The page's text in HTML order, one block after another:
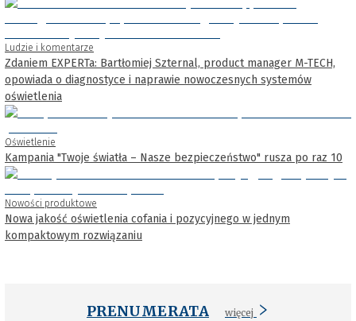
Ludzie i komentarze
Zdaniem EXPERTa: Bartłomiej Szternal, product manager M-TECH,
opowiada o diagnostyce i naprawie nowoczesnych systemów
oświetlenia
Oświetlenie
Kampania "Twoje światła – Nasze bezpieczeństwo" rusza po raz 10
Nowości produktowe
Nowa jakość oświetlenia cofania i pozycyjnego w jednym
kompaktowym rozwiązaniu
PRENUMERATA więcej